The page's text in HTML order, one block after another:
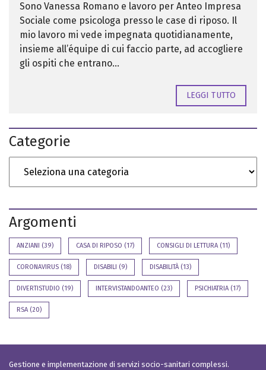
Sono Vanessa Romano e lavoro per Anteo Impresa
Sociale come psicologa presso le case di riposo. Il
mio lavoro mi vede impegnata quotidianamente,
insieme all’équipe di cui faccio parte, ad accogliere
gli ospiti che entrano...
LEGGI TUTTO
Categorie
Argomenti
ANZIANI (39) CASA DI RIPOSO (17) CONSIGLI DI LETTURA (11)
CORONAVIRUS (18) DISABILI (9) DISABILITÀ (13)
DIVERTISTUDIO (19) INTERVISTANDOANTEO (23) PSICHIATRIA (17)
RSA (20)
Gestione e implementazione di servizi socio-sanitari complessi.